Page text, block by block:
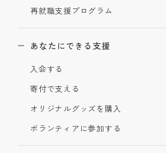
再就職支援プログラム
あなたにできる支援
入会する
寄付で支える
オリジナルグッズを購入
ボランティアに参加する